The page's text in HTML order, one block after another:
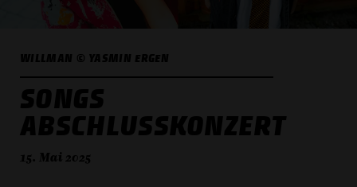
WILLMAN © YASMIN ERGEN
SONGS
ABSCHLUSSKONZERT
15. Mai 2025